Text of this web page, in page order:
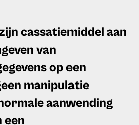
cassatiemiddel aan
van
op een
manipulatie
aanwending
een